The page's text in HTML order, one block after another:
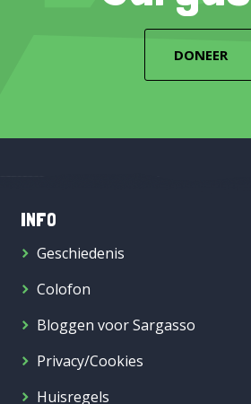
DONEER
INFO
Geschiedenis
Colofon
Bloggen voor Sargasso
Privacy/Cookies
Huisregels